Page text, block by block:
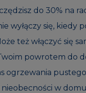
do 30% na
wyłączy się, kiedy
też włączyć się
powrotem do
ogrzewania
nieobecności w